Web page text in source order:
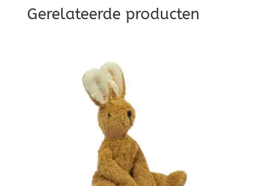
Gerelateerde producten